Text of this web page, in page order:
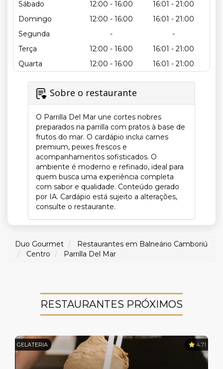
Sábado
12:00 - 16:00
16:01 - 21:00
Domingo
12:00 - 16:00
16:01 - 21:00
Segunda
-
-
Terça
12:00 - 16:00
16:01 - 21:00
Quarta
12:00 - 16:00 16:01 - 21:00
Sobre o restaurante
O Parrilla Del Mar une cortes nobres
preparados na parrilla com pratos à base de
frutos do mar. O cardápio inclui carnes
premium, peixes frescos e
acompanhamentos sofisticados. O
ambiente é moderno e refinado, ideal para
quem busca uma experiência completa
com sabor e qualidade. Conteúdo gerado
por IA. Cardápio está sujeito a alterações,
consulte o restaurante.
Duo Gourmet
Restaurantes em Balneário Camboriú
Centro
Parrilla Del Mar
RESTAURANTES PRÓXIMOS
GELATERIA 4.71